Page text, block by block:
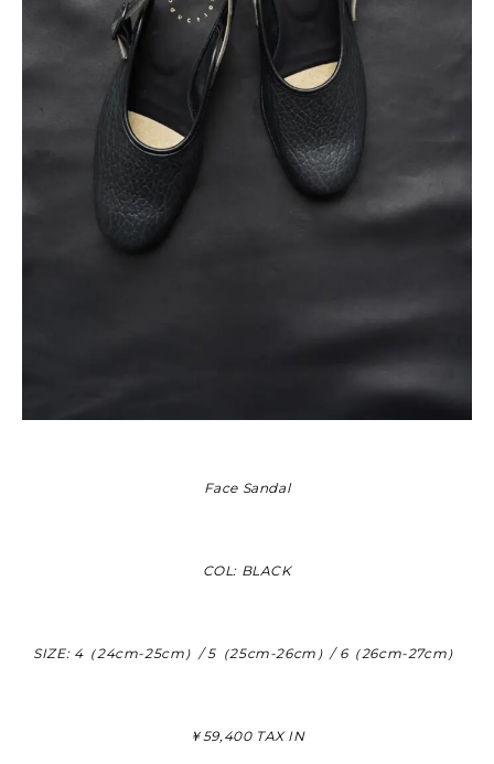
Face Sandal
COL: BLACK
SIZE: 4（24cm-25cm）/ 5（25cm-26cm）/ 6（26cm-27cm）
￥59,400 TAX IN